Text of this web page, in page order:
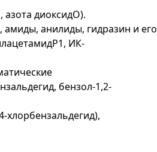
азота диоксидО).
анилиды, гидразин и его
ИК-
бензол-1,2-
хлорбензальдегид),